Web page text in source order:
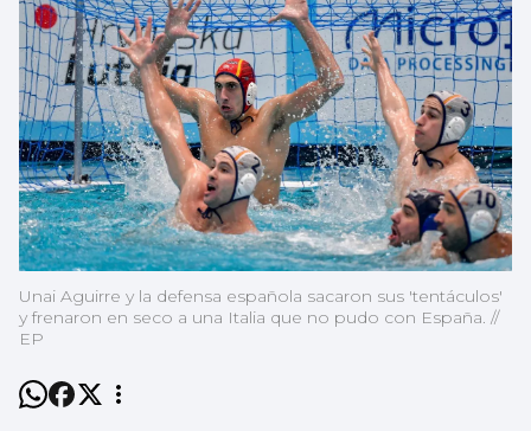
Unai Aguirre y la defensa española sacaron sus 'tentáculos'
y frenaron en seco a una Italia que no pudo con España. //
EP